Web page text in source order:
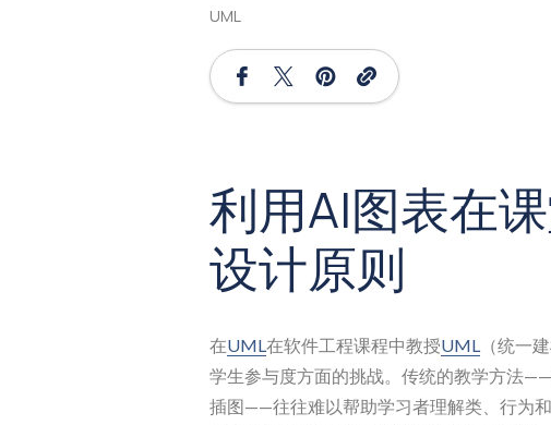
UML
利用AI图表在
设计原则
在UML在软件工程课程中教授UML （统一
学生参与度方面的挑战。传统的教学方法
插图——往往难以帮助学习者理解类、行为